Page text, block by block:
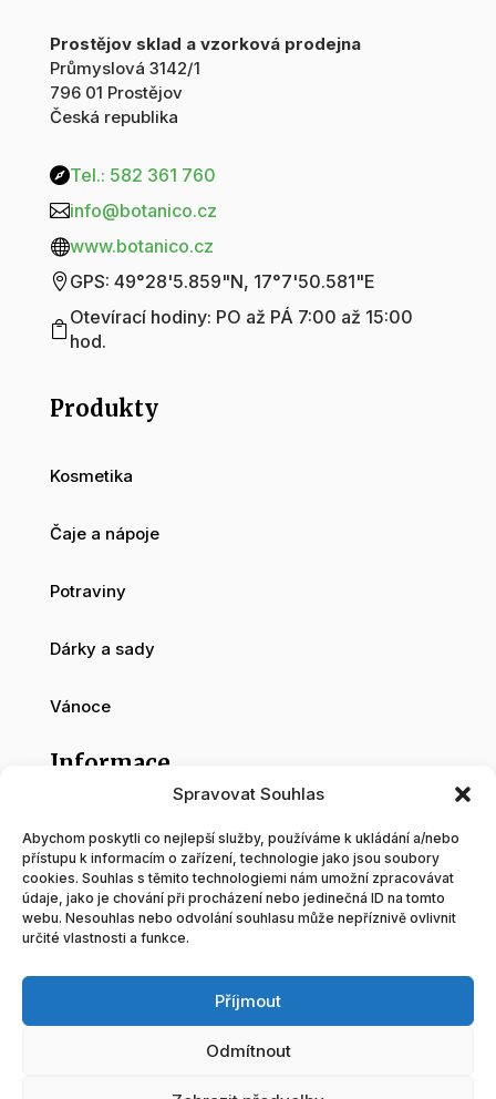
Spravovat Souhlas
Abychom poskytli co nejlepší služby, používáme k ukládání a/nebo
přístupu k informacím o zařízení, technologie jako jsou soubory
cookies. Souhlas s těmito technologiemi nám umožní zpracovávat
údaje, jako je chování při procházení nebo jedinečná ID na tomto
webu. Nesouhlas nebo odvolání souhlasu může nepříznivě ovlivnit
určité vlastnosti a funkce.
Příjmout
Odmítnout
Prostějov sklad a vzorková prodejna
Průmyslová 3142/1
796 01 Prostějov
Česká republika
Tel.: 582 361 760
info@botanico.cz
www.botanico.cz
GPS: 49°28'5.859"N, 17°7'50.581"E

Otevírací hodiny: PO až PÁ 7:00 až 15:00
hod.
Produkty
Kosmetika
Čaje a nápoje
Potraviny
Dárky a sady
Vánoce
Informace
O nás
Velkoobchod
Blog
Tvorba a správa www stránek